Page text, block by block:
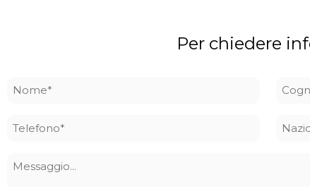
Per chiedere
Nome
Telefono
Messaggio